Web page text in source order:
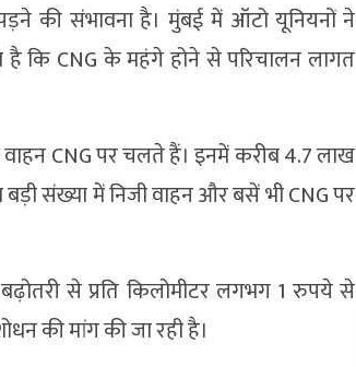
की संभावना है। मुंबई में ऑटो यूनियनों ने
है कि CNG के महंगे होने से परिचालन लागत
CNG पर चलते हैं। इनमें करीब 4.7 लाख
संख्या में निजी वाहन और बसें भी CNG पर
से प्रति किलोमीटर लगभग 1 रुपये से
की मांग की जा रही है।